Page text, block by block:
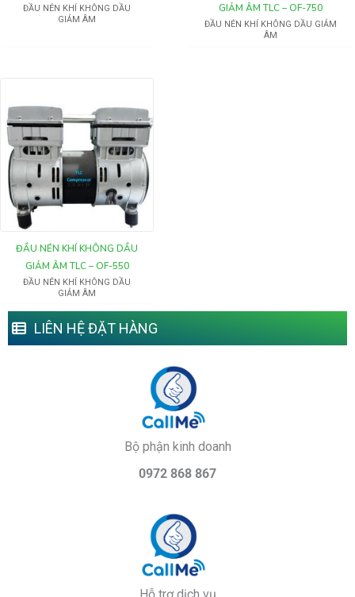
ĐẦU NÉN KHÍ KHÔNG DẦU
GIẢM ÂM
GIẢM ÂM TLC – OF-750
ĐẦU NÉN KHÍ KHÔNG DẦU GIẢM
ÂM
ĐẦU NÉN KHÍ KHÔNG DẦU
GIẢM ÂM TLC – OF-550
ĐẦU NÉN KHÍ KHÔNG DẦU
GIẢM ÂM
LIÊN HỆ ĐẶT HÀNG
Bộ phận kinh doanh
0972 868 867